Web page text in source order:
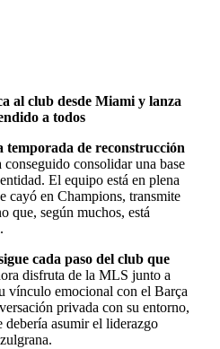
al club desde Miami y lanza
a todos
de reconstrucción
consolidar una base
El equipo está en plena
cayó en Champions, transmite
que, según muchos, está
cada paso del club que
disfruta de la MLS junto a
vínculo emocional con el Barça
privada con su entorno,
debería asumir el liderazgo